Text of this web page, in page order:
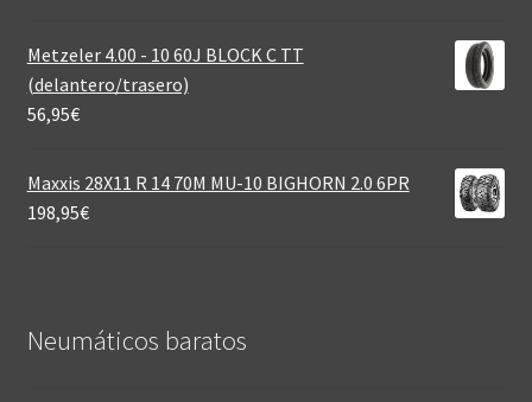
Metzeler 4.00 - 10 60J BLOCK C TT
(delantero/trasero)
56,95€
Maxxis 28X11 R 14 70M MU-10 BIGHORN 2.0 6PR
198,95€
Neumáticos baratos